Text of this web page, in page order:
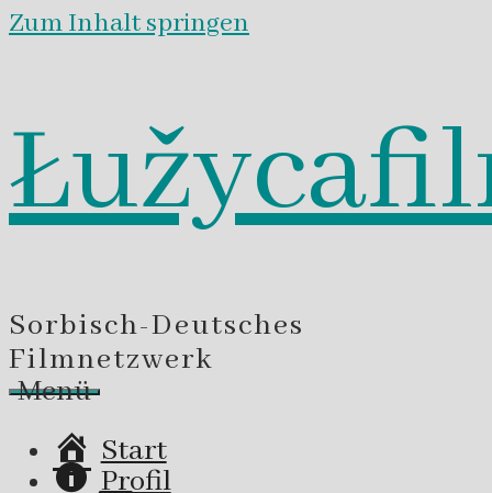
Zum Inhalt springen
Sorbisch-Deutsches
Filmnetzwerk
Menü
Start
Profil